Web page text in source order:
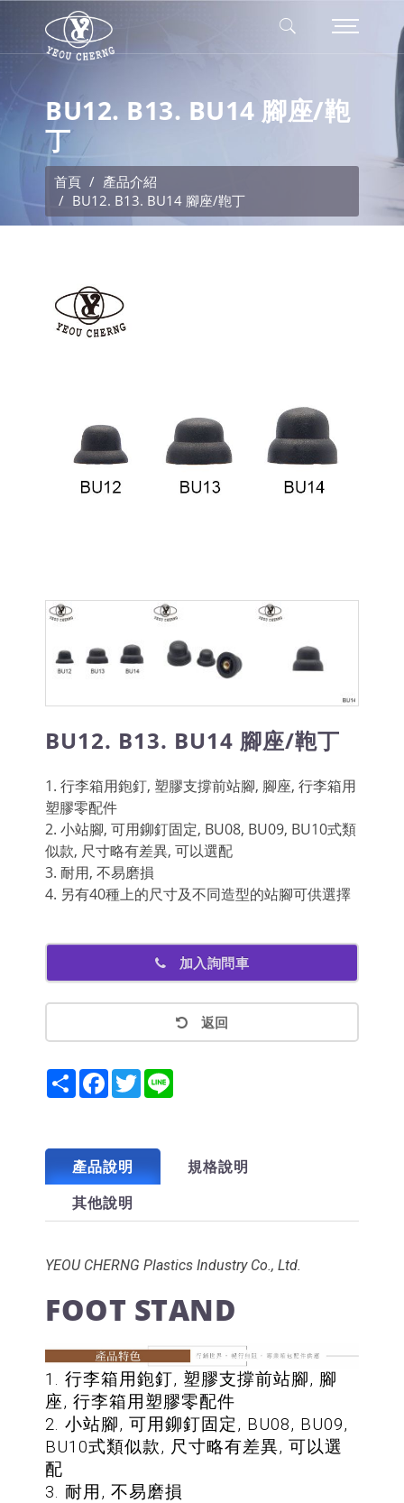
BU12. B13. BU14 腳座/鞄
丁
首頁
產品介紹
BU12. B13. BU14 腳座/鞄丁
BU12. B13. BU14 腳座/鞄丁
1. 行李箱用鉋釘, 塑膠支撐前站腳, 腳座, 行李箱用
塑膠零配件
2. 小站腳, 可用鉚釘固定, BU08, BU09, BU10式類
似款, 尺寸略有差異, 可以選配
3. 耐用, 不易磨損
4. 另有40種上的尺寸及不同造型的站腳可供選擇
加入詢問車
返回
ShareFacebook
Twitter
產品說明
規格說明
其他說明
YEOU CHERNG Plastics Industry Co., Ltd.
FOOT STAND
1. 行李箱用鉋釘, 塑膠支撐前站腳, 腳
座, 行李箱用塑膠零配件
2. 小站腳, 可用鉚釘固定, BU08, BU09,
BU10式類似款, 尺寸略有差異, 可以選
配
3. 耐用, 不易磨損